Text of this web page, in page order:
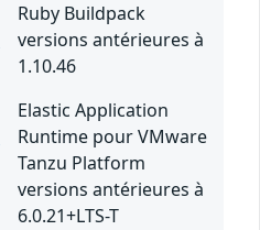
Ruby Buildpack
versions antérieures à
1.10.46
Elastic Application
Runtime pour VMware
Tanzu Platform
versions antérieures à
6.0.21+LTS-T